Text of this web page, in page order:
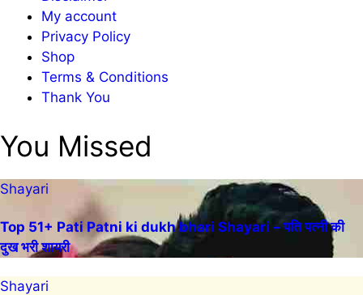
My account
Privacy Policy
Shop
Terms & Conditions
Thank You
You Missed
Shayari
Top 51+ Pati Patni ki dukh bhari Shayari – पति पत्नी की
दुख भरी शायरी
Shayari